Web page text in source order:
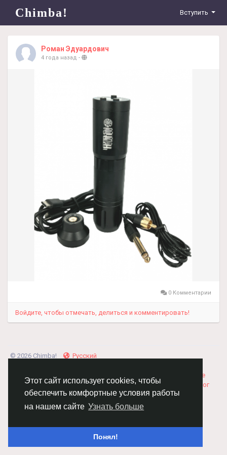
Этот сайт использует cookies, чтобы
обеспечить комфортные условия работы
на нашем сайте Узнать больше
Понял!
Chimba! Вступить
Роман Эдуардович
4 года назад -
0 Комментарии
Войдите, чтобы отмечать, делиться и комментировать!
© 2026 Chimba!
Русский
Правила размещения статей
Соглашение
Политика Конфиденциальности
Свяжитесь с нами Каталог